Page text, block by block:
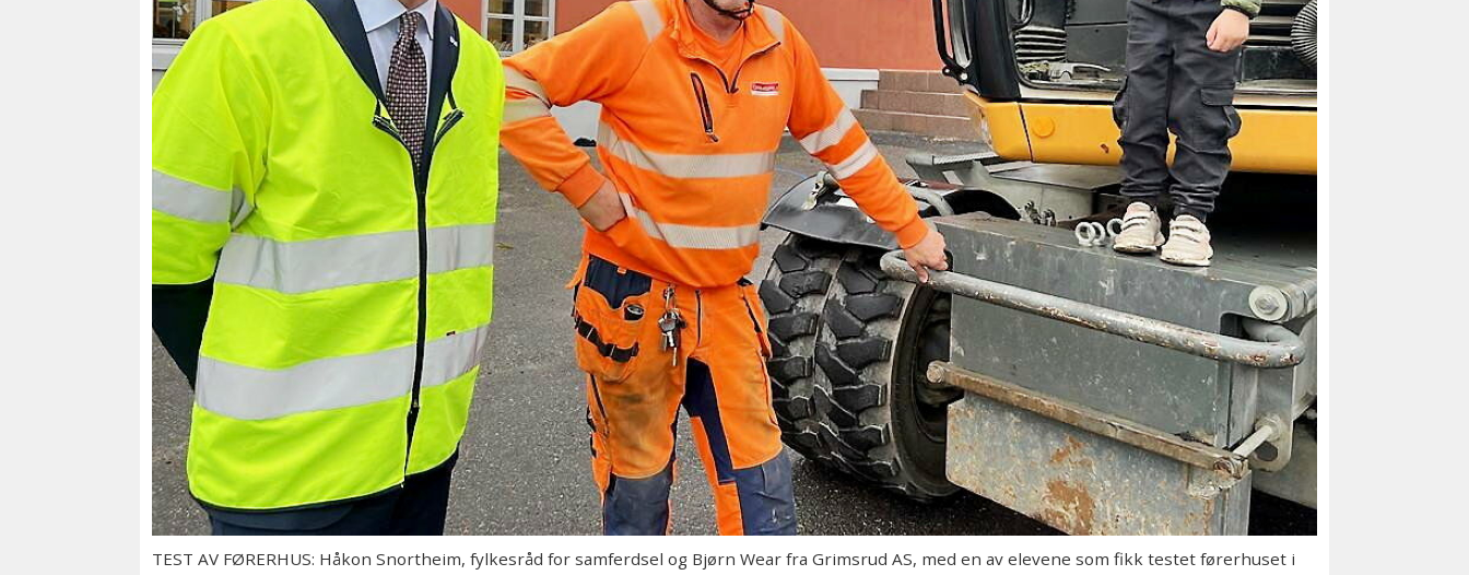
TEST AV FØRERHUS: Håkon Snortheim, fylkesråd for samferdsel og Bjørn Wear fra Grimsrud AS, med en av elevene som fikk testet førerhuset i